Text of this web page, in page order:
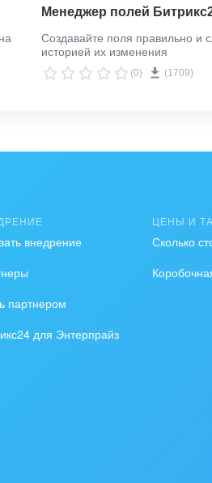
Менеджер полей
Создавайте поля правильно и
историей их изменения
(0) (1709)
внедрение
партнером
для Энтерпрайз
ЦЕНЫ И
Сколько